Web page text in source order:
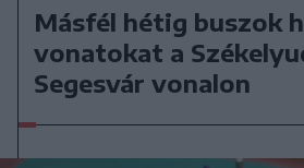
Másfél hétig buszok
vonatokat a
Segesvár vonalon